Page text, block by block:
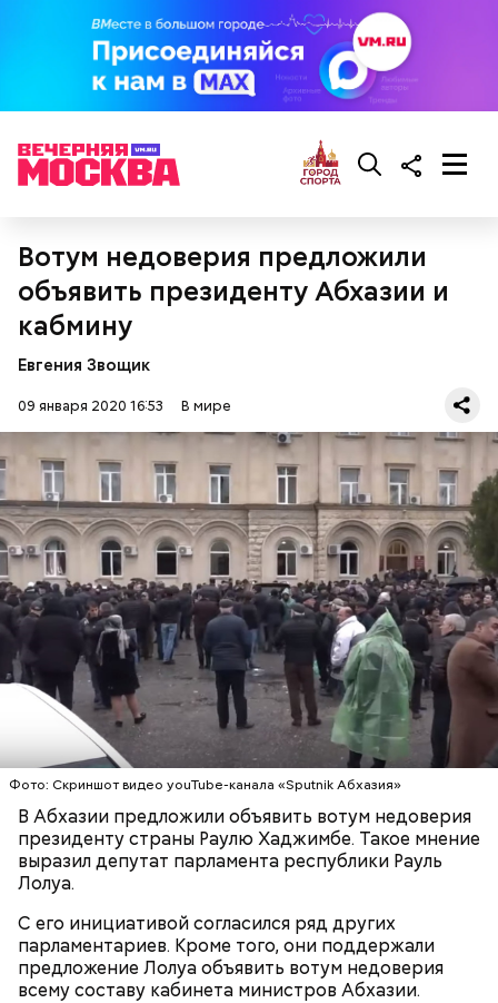
Вотум недоверия предложили
объявить президенту Абхазии и
кабмину
Евгения Звощик
09 января 2020 16:53 В мире
Фото: Скриншот видео youTube-канала «Sputnik Абхазия»
В Абхазии предложили объявить вотум недоверия
президенту страны Раулю Хаджимбе. Такое мнение
выразил депутат парламента республики Рауль
Лолуа.
С его инициативой согласился ряд других
парламентариев. Кроме того, они поддержали
предложение Лолуа объявить вотум недоверия
всему составу кабинета министров Абхазии.
Баширов пояснил, что в действительности
проходящий в Сухуме «протест» — не
политическая акция. Он направлен против
личности: действия спровоцированы одной
группой «элит» против другой группы:
— Все это происходит не в первый раз. Полагаю,
республике нужны кардинальные меры, которые
смогут погасить междоусобицы. Возможно, это
должен быть референдум по реформам и
реконструкции системы государственной власти.
Баширов отметил, что упомянутую «попытку
отнести к «межклановым разборкам» — дележу
ресурсов, территорий и бизнеса, который не был